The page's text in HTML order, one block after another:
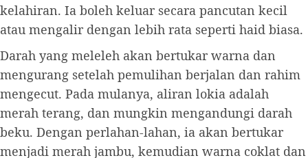
kelahiran. Ia boleh keluar secara pancutan kecil
atau mengalir dengan lebih rata seperti haid biasa.
Darah yang meleleh akan bertukar warna dan
mengurang setelah pemulihan berjalan dan rahim
mengecut. Pada mulanya, aliran lokia adalah
merah terang, dan mungkin mengandungi darah
beku. Dengan perlahan-lahan, ia akan bertukar
menjadi merah jambu, kemudian warna coklat dan